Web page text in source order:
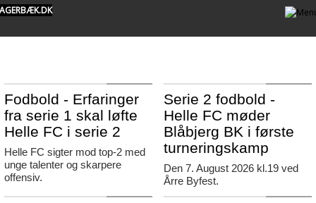
AGERBÆK.DK
Fodbold - Erfaringer
fra serie 1 skal løfte
Helle FC i serie 2
Helle FC sigter mod top-2 med
unge talenter og skarpere
offensiv.
Serie 2 fodbold -
Helle FC møder
Blåbjerg BK i første
turneringskamp
Den 7. August 2026 kl.19 ved
Årre Byfest.